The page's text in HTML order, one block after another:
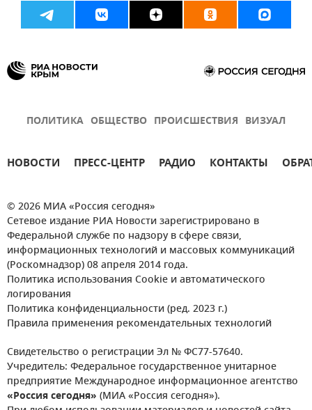
ПОЛИТИКА ОБЩЕСТВО ПРОИСШЕСТВИЯ ВИЗУАЛ
НОВОСТИ ПРЕСС-ЦЕНТР РАДИО КОНТАКТЫ
© 2026 МИА «Россия сегодня»
Сетевое издание РИА Новости зарегистрировано в
Федеральной службе по надзору в сфере связи,
информационных технологий и массовых коммуникаций
(Роскомнадзор) 08 апреля 2014 года.
Политика использования Cookie и автоматического
логирования
Политика конфиденциальности (ред. 2023 г.)
Правила применения рекомендательных технологий
Свидетельство о регистрации Эл № ФС77-57640.
Учредитель: Федеральное государственное унитарное
предприятие Международное информационное агентство
«Россия сегодня» (МИА «Россия сегодня»).